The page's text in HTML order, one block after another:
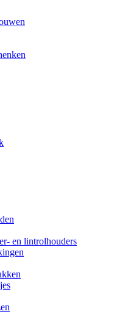
en lintrolhouders